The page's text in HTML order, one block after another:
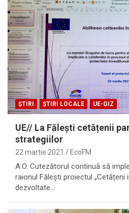
ȘTIRI ȘTIRI LOCALE UE-GIZ
UE// La Fălești cetățenii
strategiilor
22 martie 2021 EcoFM
A.O. Cutezătorul continuă să
raionul Fălești proiectul
dezvoltate…